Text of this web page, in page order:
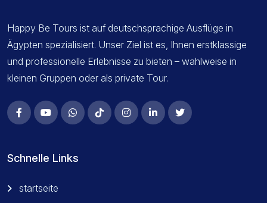
Happy Be Tours ist auf deutschsprachige Ausflüge in
Ägypten spezialisiert. Unser Ziel ist es, Ihnen erstklassige
und professionelle Erlebnisse zu bieten – wahlweise in
kleinen Gruppen oder als private Tour.
Schnelle Links
startseite